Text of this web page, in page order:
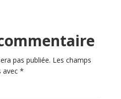
pas publiée. Les champs
avec *